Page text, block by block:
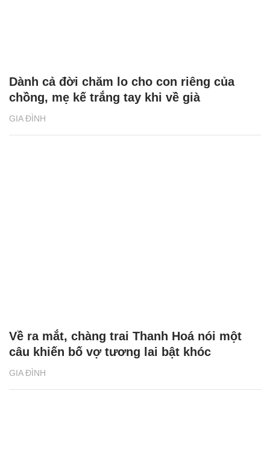
GIA ĐÌNH
Dành cả đời chăm lo cho con riêng của
chồng, mẹ kế trắng tay khi về già
GIA ĐÌNH
Về ra mắt, chàng trai Thanh Hoá nói một
câu khiến bố vợ tương lai bật khóc